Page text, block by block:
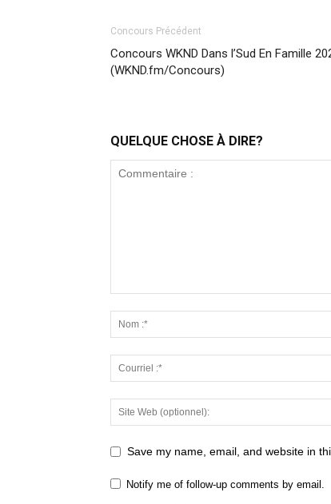
Concours Précédent
Concours WKND Dans l’Sud En Famille
(WKND.fm/Concours)
QUELQUE CHOSE À DIRE?
Save my name, email, and website in
Notify me of follow-up comments by email.